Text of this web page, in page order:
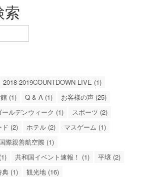
索
2018-2019COUNTDOWN LIVE (1)
(1) Q & A (1)
お客様の声 (25)
ールデンウィーク (1)
スポーツ (2)
ド (2) ホテル (2)
マスゲーム (1)
際親善航空際 (1)
共和国イベント速報！ (1)
平壌 (2)
典 (1) 観光地 (16)